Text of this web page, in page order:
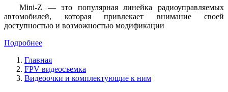
Mini-Z — это популярная линейка радиоуправляемых
автомобилей, которая привлекает внимание своей
доступностью и возможностью модификации
Подробнее
Главная
FPV видеосъемка
Видеоочки и комплектующие к ним